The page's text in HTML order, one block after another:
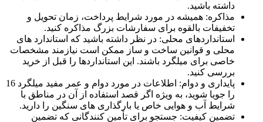
داشته باشید.
مذاکره: همیشه در مورد شرایط پرداخت، زمان تحویل و
تخفیفات بالقوه برای سفارشات بزرگ مذاکره کنید.
استانداردهای محلی: در نظر داشته باشید که استاندارد های
محلی و قوانین ساخت‌ و ساز ممکن است نیازمند مشخصات
خاصی برای میلگرد باشند. این استانداردها را قبل از خرید
بررسی کنید.
پایداری و دوام: اطلاعات در مورد دوام و عمر مفید میلگرد 16
را جویا شوید، به ویژه اگر قصد استفاده از آن در مناطق با
شرایط آب‌ و هوایی خاص یا بارگذاری‌ های سنگین را دارید.
تضمین کیفیت: جستجو برای تأمین‌ کنندگانی که تضمین